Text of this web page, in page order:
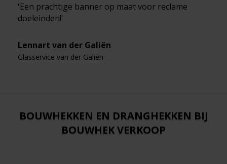
'Een prachtige banner op maat voor reclame
doeleinden!'
Lennart van der Galiën
Glasservice van der Galiën
BOUWHEKKEN EN DRANGHEKKEN BIJ
BOUWHEK VERKOOP